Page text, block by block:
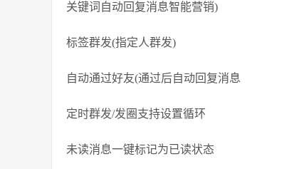
关键词自动回复消息智能营销)
标签群发(指定人群发)
自动通过好友(通过后自动回复消息
定时群发/发圈支持设置循环
未读消息一键标记为已读状态